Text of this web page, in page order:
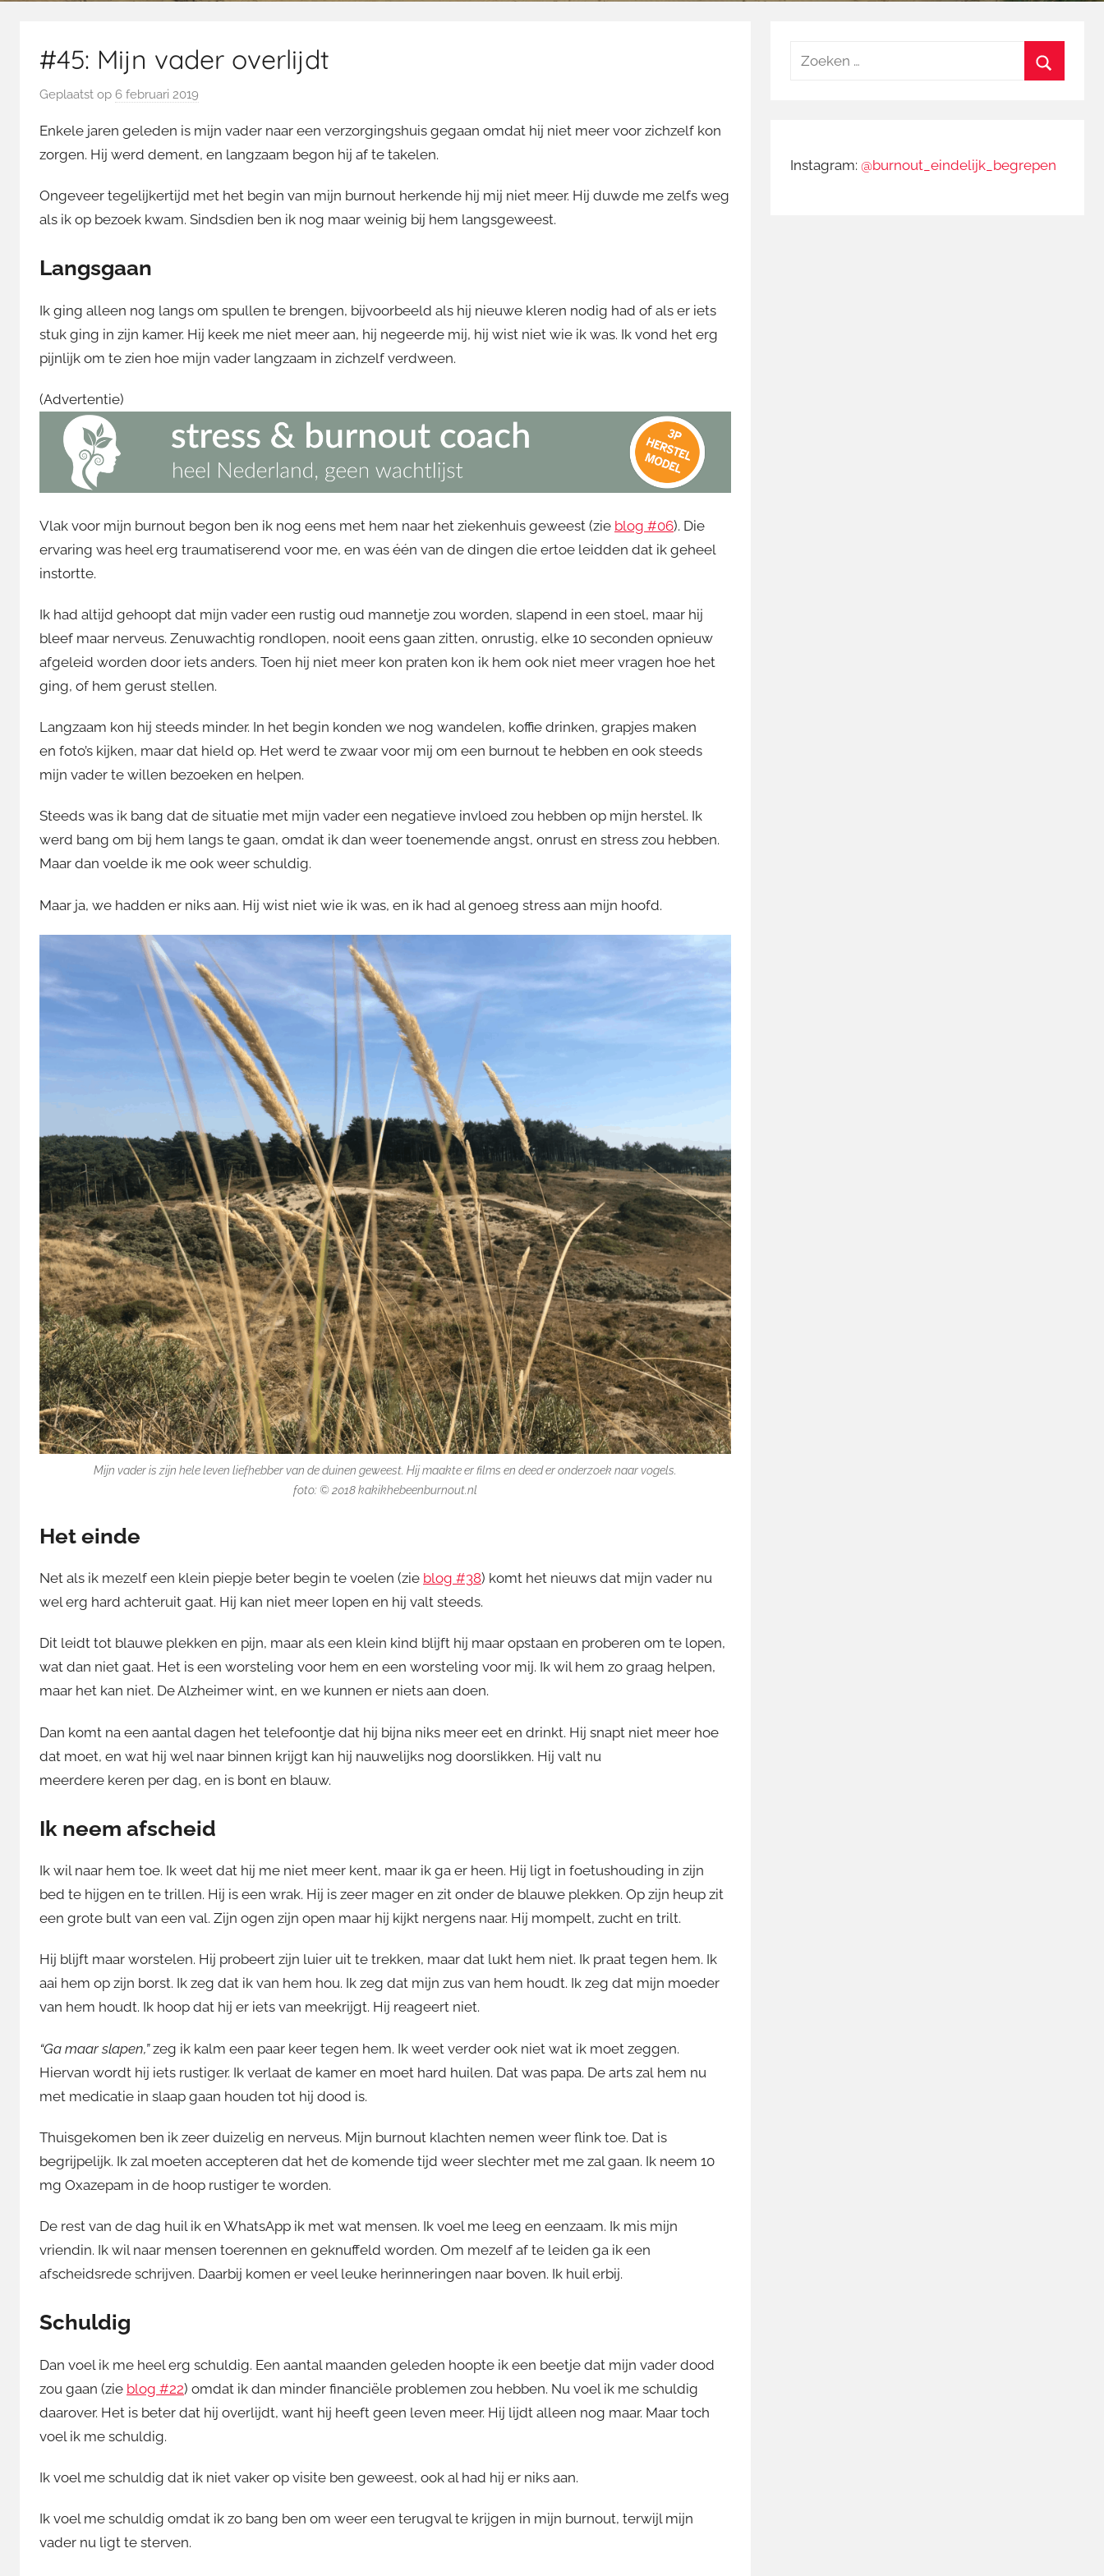
#45: Mijn vader overlijdt
Geplaatst op 6 februari 2019
o
r
a
r
Enkele jaren geleden is mijn vader naar een verzorgingshuis gegaan omdat hij niet meer voor zichzelf kon
zorgen. Hij werd dement, en langzaam begon hij af te takelen.
Ongeveer tegelijkertijd met het begin van mijn burnout herkende hij mij niet meer. Hij duwde me zelfs weg
als ik op bezoek kwam. Sindsdien ben ik nog maar weinig bij hem langsgeweest.
Langsgaan
Ik ging alleen nog langs om spullen te brengen, bijvoorbeeld als hij nieuwe kleren nodig had of als er iets
stuk ging in zijn kamer. Hij keek me niet meer aan, hij negeerde mij, hij wist niet wie ik was. Ik vond het erg
pijnlijk om te zien hoe mijn vader langzaam in zichzelf verdween.
(Advertentie)
Vlak voor mijn burnout begon ben ik nog eens met hem naar het ziekenhuis geweest (zie blog #06). Die
ervaring was heel erg traumatiserend voor me, en was één van de dingen die ertoe leidden dat ik geheel
instortte.
Ik had altijd gehoopt dat mijn vader een rustig oud mannetje zou worden, slapend in een stoel, maar hij
bleef maar nerveus. Zenuwachtig rondlopen, nooit eens gaan zitten, onrustig, elke 10 seconden opnieuw
afgeleid worden door iets anders. Toen hij niet meer kon praten kon ik hem ook niet meer vragen hoe het
ging, of hem gerust stellen.
Langzaam kon hij steeds minder. In het begin konden we nog wandelen, koffie drinken, grapjes maken
en foto’s kijken, maar dat hield op. Het werd te zwaar voor mij om een burnout te hebben en ook steeds
mijn vader te willen bezoeken en helpen.
Steeds was ik bang dat de situatie met mijn vader een negatieve invloed zou hebben op mijn herstel. Ik
werd bang om bij hem langs te gaan, omdat ik dan weer toenemende angst, onrust en stress zou hebben.
Maar dan voelde ik me ook weer schuldig.
Maar ja, we hadden er niks aan. Hij wist niet wie ik was, en ik had al genoeg stress aan mijn hoofd.
Mijn vader is zijn hele leven liefhebber van de duinen geweest. Hij maakte er films en deed er onderzoek naar vogels.
foto: © 2018 kakikhebeenburnout.nl
Het einde
Net als ik mezelf een klein piepje beter begin te voelen (zie blog #38) komt het nieuws dat mijn vader nu
wel erg hard achteruit gaat. Hij kan niet meer lopen en hij valt steeds.
Dit leidt tot blauwe plekken en pijn, maar als een klein kind blijft hij maar opstaan en proberen om te lopen,
wat dan niet gaat. Het is een worsteling voor hem en een worsteling voor mij. Ik wil hem zo graag helpen,
maar het kan niet. De Alzheimer wint, en we kunnen er niets aan doen.
Dan komt na een aantal dagen het telefoontje dat hij bijna niks meer eet en drinkt. Hij snapt niet meer hoe
dat moet, en wat hij wel naar binnen krijgt kan hij nauwelijks nog doorslikken. Hij valt nu
meerdere keren per dag, en is bont en blauw.
Ik neem afscheid
Ik wil naar hem toe. Ik weet dat hij me niet meer kent, maar ik ga er heen. Hij ligt in foetushouding in zijn
bed te hijgen en te trillen. Hij is een wrak. Hij is zeer mager en zit onder de blauwe plekken. Op zijn heup zit
een grote bult van een val. Zijn ogen zijn open maar hij kijkt nergens naar. Hij mompelt, zucht en trilt.
Hij blijft maar worstelen. Hij probeert zijn luier uit te trekken, maar dat lukt hem niet. Ik praat tegen hem. Ik
aai hem op zijn borst. Ik zeg dat ik van hem hou. Ik zeg dat mijn zus van hem houdt. Ik zeg dat mijn moeder
van hem houdt. Ik hoop dat hij er iets van meekrijgt. Hij reageert niet.
“Ga maar slapen,”zeg ik kalm een paar keer tegen hem. Ik weet verder ook niet wat ik moet zeggen.
Hiervan wordt hij iets rustiger. Ik verlaat de kamer en moet hard huilen. Dat was papa. De arts zal hem nu
met medicatie in slaap gaan houden tot hij dood is.
Thuisgekomen ben ik zeer duizelig en nerveus. Mijn burnout klachten nemen weer flink toe. Dat is
begrijpelijk. Ik zal moeten accepteren dat het de komende tijd weer slechter met me zal gaan. Ik neem 10
mg Oxazepam in de hoop rustiger te worden.
De rest van de dag huil ik en WhatsApp ik met wat mensen. Ik voel me leeg en eenzaam. Ik mis mijn
vriendin. Ik wil naar mensen toerennen en geknuffeld worden. Om mezelf af te leiden ga ik een
afscheidsrede schrijven. Daarbij komen er veel leuke herinneringen naar boven. Ik huil erbij.
Schuldig
Dan voel ik me heel erg schuldig. Een aantal maanden geleden hoopte ik een beetje dat mijn vader dood
zou gaan (zie blog #22) omdat ik dan minder financiële problemen zou hebben. Nu voel ik me schuldig
daarover. Het is beter dat hij overlijdt, want hij heeft geen leven meer. Hij lijdt alleen nog maar. Maar toch
voel ik me schuldig.
Ik voel me schuldig dat ik niet vaker op visite ben geweest, ook al had hij er niks aan.
Ik voel me schuldig omdat ik zo bang ben om weer een terugval te krijgen in mijn burnout, terwijl mijn
vader nu ligt te sterven.
Zoeken
Instagram:@burnout_eindelijk_begrepen